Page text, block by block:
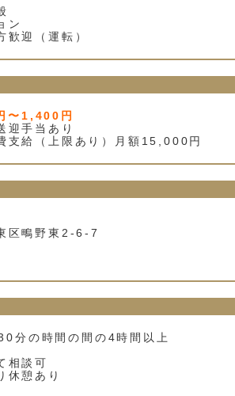
ン
歓迎（運転）
〜1,400円
迎手当あり
支給（上限あり）月額15,000円
区鴫野東2‐6‐7
分の時間の間の4時間以上
相談可
休憩あり